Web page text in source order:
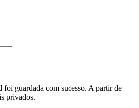
foi guardada com sucesso. A partir de
privados.